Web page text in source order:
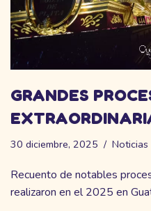
GRANDES
30 diciembre, 2025 Noticias
Recuento de notables
realizaron en el 2025 en